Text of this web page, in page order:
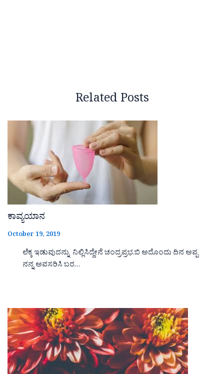
Related Posts
ಕಾವ್ಯಯಾನ
October 19, 2019
ಲೆಕ್ಕ ಇಡುವುದನ್ನು ನಿಲ್ಲಿಸಿದ್ದೇನೆ ಚಂದ್ರಪ್ರಭ.ಬಿ ಅದೊಂದು ದಿನ ಅಪ್ಪ
ನನ್ನ ಅವಸರಿಸಿ ಬರ…